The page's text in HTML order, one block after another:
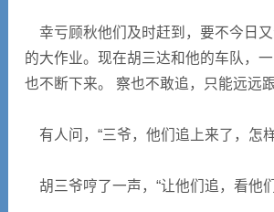
幸亏顾秋他们及时赶到，要不今日又
的大作业。现在胡三达和他的车队，一
也不断下来。 察也不敢追，只能远远
有人问，“三爷，他们追上来了，怎
胡三爷哼了一声，“让他们追，看他